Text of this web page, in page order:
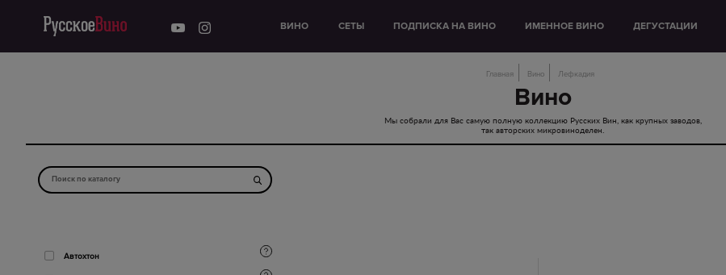
ВИНО СЕТЫ ПОДПИСКА НА ВИНО ИМЕННОЕ ВИНО ДЕГУСТАЦИИ
Главная Вино Лефкадия
Вино
Мы собрали для Вас самую полную коллекцию Русских Вин, как крупных заводов,
так авторских микровиноделен.
Автохтон